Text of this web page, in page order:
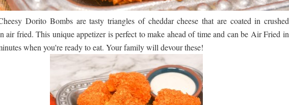
පද පෙළ
දෙන්න ගීතයේ පද පෙළ
පද පෙළ
Dorito Bombs are tasty triangles of cheddar cheese that are coated in crushed
air fried. This unique appetizer is perfect to make ahead of time and can be Air Fried in
when you're ready to eat. Your family will devour these!